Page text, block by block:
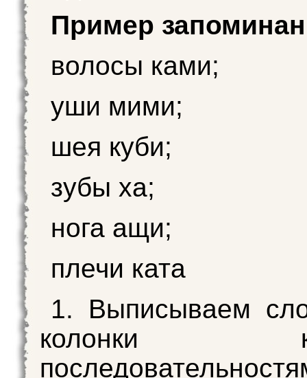
Пример
волосы ками;
уши мими;
шея куби;
зубы ха;
нога ащи;
плечи ката
1. Выписываем
колонки